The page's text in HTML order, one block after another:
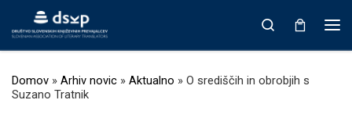
Prikaži vso vsebino
Search
Domov » Arhiv novic » Aktualno » O središčih in obrobjih s
Suzano Tratnik